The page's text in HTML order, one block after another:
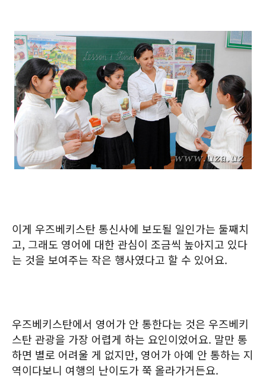
이게 우즈베키스탄 통신사에 보도될 일인가는 둘째치
고, 그래도 영어에 대한 관심이 조금씩 높아지고 있다
는 것을 보여주는 작은 행사였다고 할 수 있어요.
우즈베키스탄에서 영어가 안 통한다는 것은 우즈베키
스탄 관광을 가장 어렵게 하는 요인이었어요. 말만 통
하면 별로 어려울 게 없지만, 영어가 아예 안 통하는 지
역이다보니 여행의 난이도가 쭉 올라가거든요.